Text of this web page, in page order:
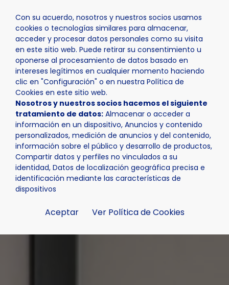
Con su acuerdo, nosotros y nuestros socios usamos
cookies o tecnologías similares para almacenar,
acceder y procesar datos personales como su visita
en este sitio web. Puede retirar su consentimiento u
oponerse al procesamiento de datos basado en
intereses legítimos en cualquier momento haciendo
clic en "Configuración" o en nuestra Política de
Cookies en este sitio web.
Nosotros y nuestros socios hacemos el siguiente
tratamiento de datos: Almacenar o acceder a
información en un dispositivo, Anuncios y contenido
personalizados, medición de anuncios y del contenido,
información sobre el público y desarrollo de productos,
Compartir datos y perfiles no vinculados a su
identidad, Datos de localización geográfica precisa e
identificación mediante las características de
dispositivos
Aceptar Ver Política de Cookies
Inicio Actualidad Noticias Noticia - El alcalde se